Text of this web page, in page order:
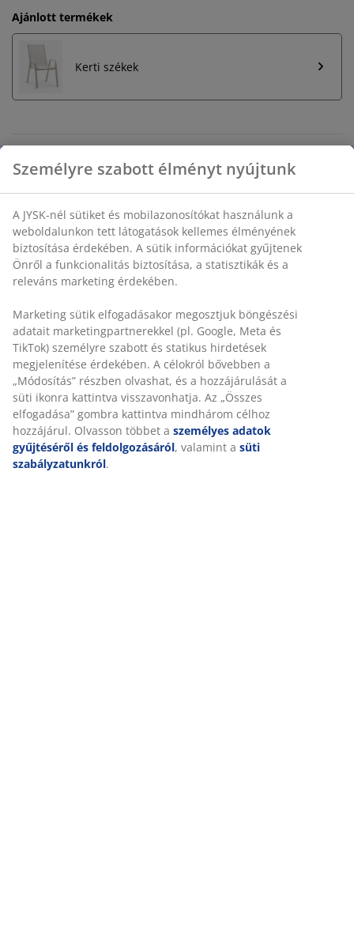
Ajánlott termékek
Kerti székek
Korlátlan termékvisszavétel
Időkorlát nélkül - bármelyik JYSK áruházban
30 napos árgarancia minden termékre
Rugalmas házhozszállítás
Gyors és egyszerű házhozszállítás, ahogy Ön szeretné
Luxus minőségű párna strapabíró, struktur-szövött
huzattal. Alacsony támlás székhez. 51x100x4 cm
SKU: 6400131
Részletes Adatok